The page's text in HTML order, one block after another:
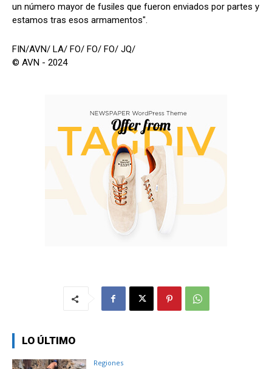
un número mayor de fusiles que fueron enviados por partes y
estamos tras esos armamentos".
FIN/AVN/ LA/ FO/ FO/ FO/ JQ/
© AVN - 2024
LO ÚLTIMO
Regiones